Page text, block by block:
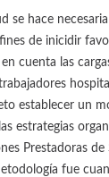
se hace
de inicidir
cuenta las
establecer un
estrategias
Prestadoras
fue